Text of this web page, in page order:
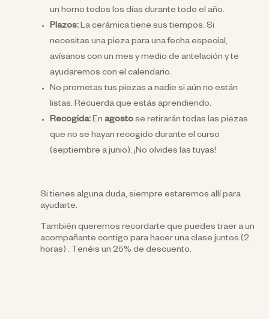
un horno todos los días durante todo el año.
Plazos: La cerámica tiene sus tiempos. Si
necesitas una pieza para una fecha especial,
avísanos con un mes y medio de antelación y te
ayudaremos con el calendario.
No prometas tus piezas a nadie si aún no están
listas. Recuerda que estás aprendiendo.
Recogida: En agosto se retirarán todas las piezas
que no se hayan recogido durante el curso
(septiembre a junio). ¡No olvides las tuyas!
Si tienes alguna duda, siempre estaremos allí para
ayudarte.
También queremos recordarte que puedes traer a un
acompañante contigo para hacer una clase juntos (2
horas) . Tenéis un 25% de descuento.